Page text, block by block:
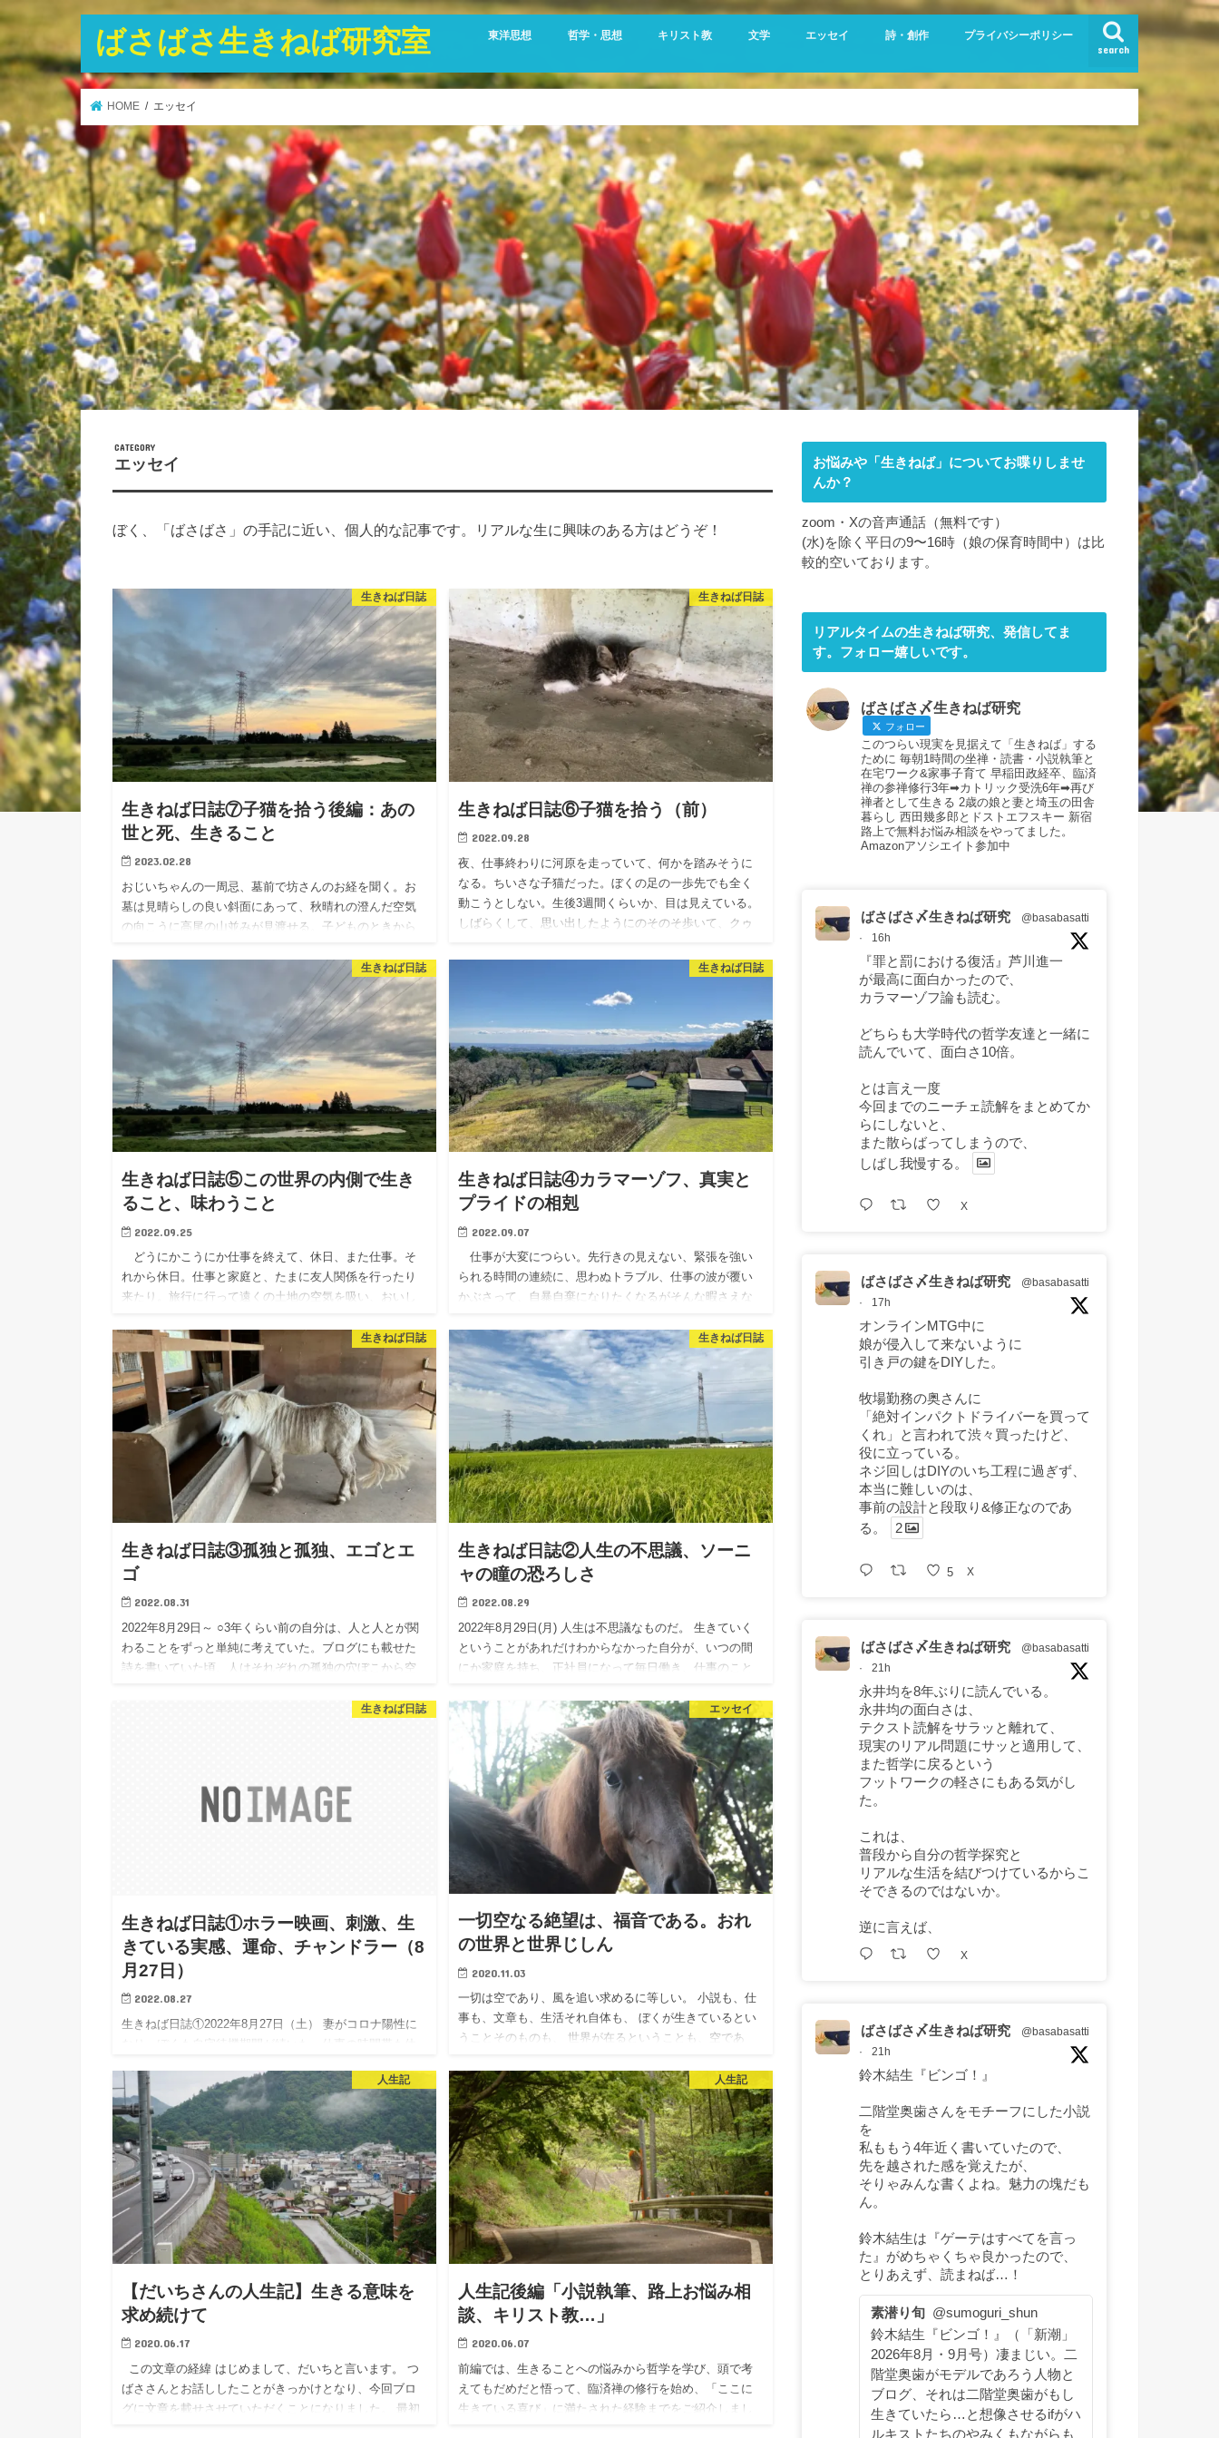
ばさばさ生きねば研究室 search
東洋思想 哲学・思想
哲学書
生きる意味 なぜ
キリスト教
シリーズ 聖書黙想
文学
『カラマーゾフの兄弟』
エッセイ
人生記
生きねば日誌
生きねば活動
詩・創作
詩
「らしい」散文
プライバシーポリシー
HOME エッセイ
エッセイ
ぼく、「ばさばさ」の手記に近い、個人的な記事です。リアルな生に興味のある方はどうぞ！
生きねば日誌
生きねば日誌⑦子猫を拾う後編：あの
世と死、生きること
2023.02.28
おじいちゃんの一周忌、墓前で坊さんのお経を聞く。お
墓は見晴らしの良い斜面にあって、秋晴れの澄んだ空気
の向こうに高尾の山並みが見渡せる。子どものときから
なが穏やかだった。墓…
生きねば日誌
生きねば日誌⑥子猫を拾う（前）
2022.09.28
夜、仕事終わりに河原を走っていて、何かを踏みそうに
なる。ちいさな子猫だった。ぼくの足の一歩先でも全く
動こうとしない。生後3週間くらいか、目は見えている。
しばらくして、思い出したようにのそのそ歩いて、クゥ
生きねば日誌
生きねば日誌⑤この世界の内側で生き
ること、味わうこと
2022.09.25
どうにかこうにか仕事を終えて、休日、また仕事。そ
れから休日。仕事と家庭と、たまに友人関係を行ったり
来たり。旅行に行って遠くの土地の空気を吸い、おいし
むしゃ食べる。 人…
生きねば日誌
生きねば日誌④カラマーゾフ、真実と
プライドの相剋
2022.09.07
仕事が大変につらい。先行きの見えない、緊張を強い
られる時間の連続に、思わぬトラブル、仕事の波が覆い
かぶさって、自暴自棄になりたくなるがそんな暇さえな
えさえすれば、一応は…
生きねば日誌
生きねば日誌③孤独と孤独、エゴとエ
ゴ
2022.08.31
2022年8月29日～ ○3年くらい前の自分は、人と人とが関
わることをずっと単純に考えていた。ブログにも載せた
詩を書いていた頃、人はそれぞれの孤独の穴ぼこから空
生きねば日誌
生きねば日誌②人生の不思議、ソーニ
ャの瞳の恐ろしさ
2022.08.29
2022年8月29日(月) 人生は不思議なものだ。 生きていく
ということがあれだけわからなかった自分が、いつの間
にか家庭を持ち、正社員になって毎日働き、仕事のこと
考えてい…
生きねば日誌
生きねば日誌①ホラー映画、刺激、生
きている実感、運命、チャンドラー（8
月27日）
2022.08.27
生きねば日誌①2022年8月27日（土） 妻がコロナ陽性に
なり、ぼくも自宅待機期間が続いた。仕事の時間帯も休
一緒に散歩に行ったり、映画を見たりできた。『プラダ
を着た悪魔』…
エッセイ
一切空なる絶望は、福音である。おれ
の世界と世界じしん
2020.11.03
一切は空であり、風を追い求めるに等しい。 小説も、仕
事も、文章も、生活それ自体も、 ぼくが生きているとい
うことそのものも、 世界が在るということも、空であ
じていた。 多…
人生記
【だいちさんの人生記】生きる意味を
求め続けて
2020.06.17
この文章の経緯 はじめまして、だいちと言います。 つ
ばささんとお話ししたことがきっかけとなり、今回ブロ
グに文章を載せさせていただくことになりました。 最初
人生記
人生記後編「小説執筆、路上お悩み相
談、キリスト教…」
2020.06.07
前編では、生きることへの悩みから哲学を学び、頭で考
えてもだめだと悟って、臨済禅の修行を始め、「ここに
生きている喜び」に満たされた経験までをご紹介しまし
お悩みや「生きねば」についてお喋りしませ
んか？
zoom・Xの音声通話（無料です）
(水)を除く平日の9〜16時（娘の保育時間中）は比
較的空いております。
リアルタイムの生きねば研究、発信してま
す。フォロー嬉しいです。
ばさばさ〆生きねば研究
フォロー
このつらい現実を見据えて「生きねば」する
ために 毎朝1時間の坐禅・読書・小説執筆と
在宅ワーク&家事子育て 早稲田政経卒、臨済
禅の参禅修行3年➡︎カトリック受洗6年➡︎再び
禅者として生きる 2歳の娘と妻と埼玉の田舎
暮らし 西田幾多郎とドストエフスキー 新宿
路上で無料お悩み相談をやってました。
Amazonアソシエイト参加中
ばさばさ〆生きねば研究
@basabasatti
·
16h
『罪と罰における復活』芦川進一
が最高に面白かったので、
カラマーゾフ論も読む。
どちらも大学時代の哲学友達と一緒に
読んでいて、面白さ10倍。
とは言え一度
今回までのニーチェ読解をまとめてか
らにしないと、
また散らばってしまうので、
しばし我慢する。
X
ばさばさ〆生きねば研究
@basabasatti
·
17h
オンラインMTG中に
娘が侵入して来ないように
引き戸の鍵をDIYした。
牧場勤務の奥さんに
「絶対インパクトドライバーを買って
くれ」と言われて渋々買ったけど、
役に立っている。
ネジ回しはDIYのいち工程に過ぎず、
本当に難しいのは、
事前の設計と段取り&修正なのであ
る。
2
5 X
ばさばさ〆生きねば研究
@basabasatti
·
21h
永井均を8年ぶりに読んでいる。
永井均の面白さは、
テクスト読解をサラッと離れて、
現実のリアル問題にサッと適用して、
また哲学に戻るという
フットワークの軽さにもある気がし
た。
これは、
普段から自分の哲学探究と
リアルな生活を結びつけているからこ
そできるのではないか。
逆に言えば、
X
ばさばさ〆生きねば研究
@basabasatti
·
21h
鈴木結生『ビンゴ！』
二階堂奥歯さんをモチーフにした小説
を
私ももう4年近く書いていたので、
先を越された感を覚えたが、
そりゃみんな書くよね。魅力の塊だも
ん。
鈴木結生は『ゲーテはすべてを言っ
た』がめちゃくちゃ良かったので、
とりあえず、読まねば…！
素潜り旬 @sumoguri_shun
鈴木結生『ビンゴ！』（「新潮」
2026年8月・9月号）凄まじい。二
階堂奥歯がモデルであろう人物と
ブログ、それは二階堂奥歯がもし
生きていたら…と想像させるifがハ
ルキストたちのやみくもながらも